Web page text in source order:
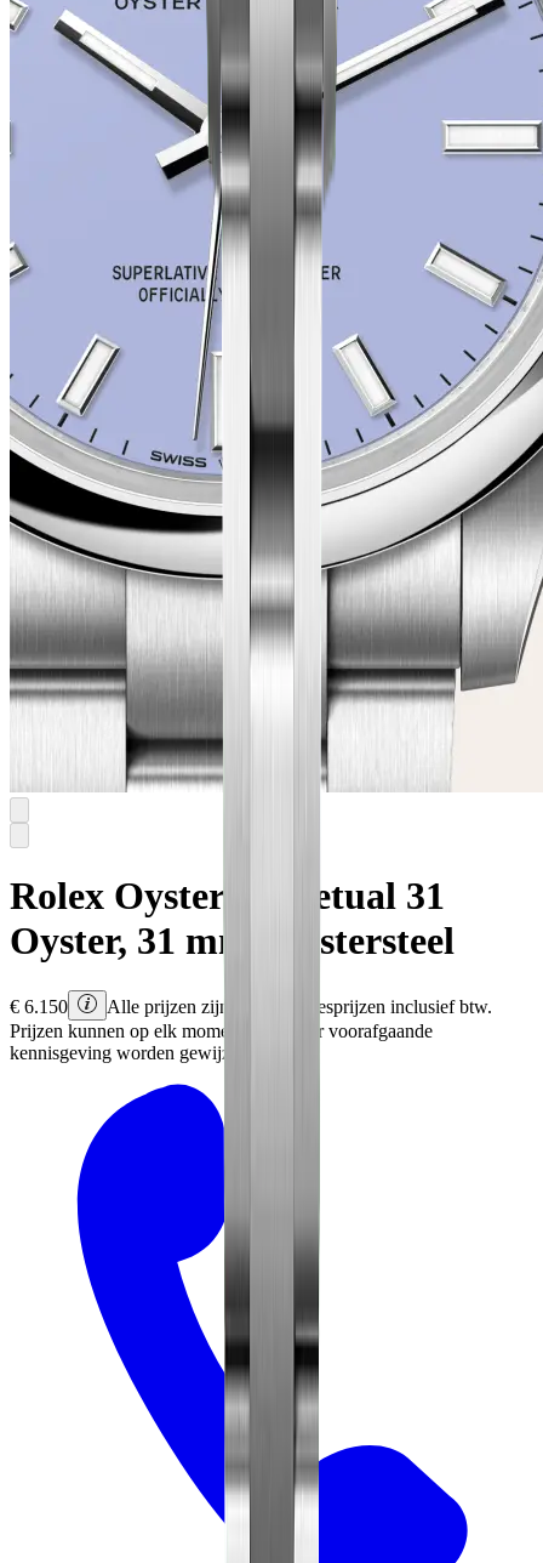
Rolex Oyster Perpetual 31
Oyster, 31 mm, Oystersteel
€ 6.150
Alle prijzen zijn Rolex adviesprijzen inclusief btw.
Prijzen kunnen op elk moment en zonder voorafgaande
kennisgeving worden gewijzigd.